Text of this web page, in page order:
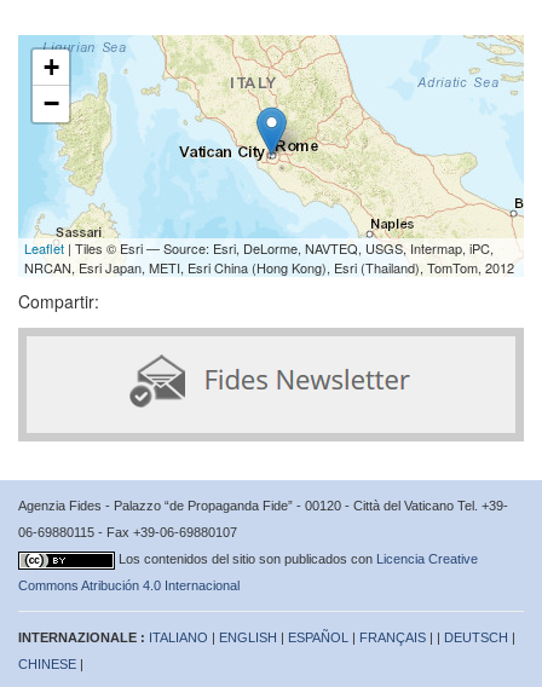
+
−
Leaflet | Tiles © Esri — Source: Esri, DeLorme, NAVTEQ, USGS, Intermap, iPC,
NRCAN, Esri Japan, METI, Esri China (Hong Kong), Esri (Thailand), TomTom, 2012
Compartir:
Agenzia Fides - Palazzo “de Propaganda Fide” - 00120 - Città del Vaticano Tel. +39-
06-69880115 - Fax +39-06-69880107
Los contenidos del sitio son publicados con Licencia Creative
Commons Atribución 4.0 Internacional
INTERNAZIONALE : ITALIANO | ENGLISH | ESPAÑOL | FRANÇAIS | | DEUTSCH |
CHINESE |